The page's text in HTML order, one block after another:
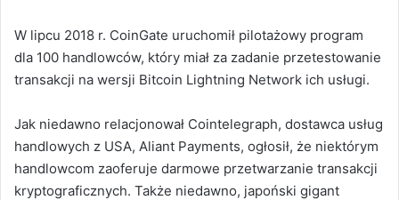
W lipcu 2018 r. CoinGate uruchomił pilotażowy program
dla 100 handlowców, który miał za zadanie przetestowanie
transakcji na wersji Bitcoin Lightning Network ich usługi.
Jak niedawno relacjonował Cointelegraph, dostawca usług
handlowych z USA, Aliant Payments, ogłosił, że niektórym
handlowcom zaoferuje darmowe przetwarzanie transakcji
kryptograficznych. Także niedawno, japoński gigant